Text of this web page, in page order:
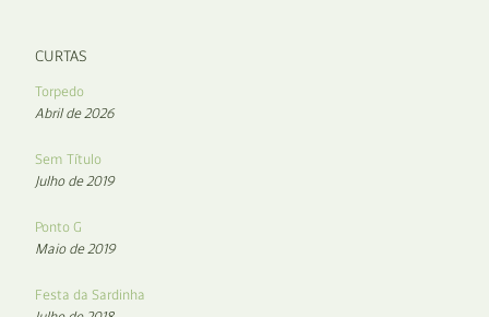
CURTAS
Torpedo
Abril de 2026
Sem Título
Julho de 2019
Ponto G
Maio de 2019
Festa da Sardinha